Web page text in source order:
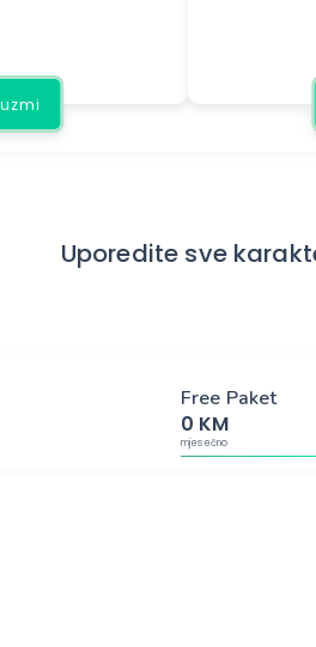
Uporedite sve
Free Paket
0 KM
mjesečno